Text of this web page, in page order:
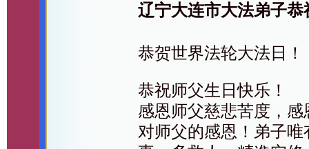
辽宁大连市大法弟子
恭贺世界法轮大法日！
恭祝师父生日快乐！
感恩师父慈悲苦度，
对师父的感恩！弟子